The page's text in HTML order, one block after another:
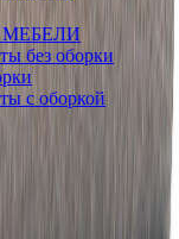
без оборки
с оборкой